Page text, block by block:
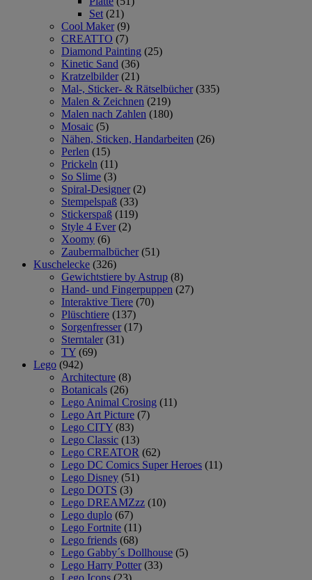
Set (21)
Cool Maker (9)
CREATTO (7)
Diamond Painting (25)
Kinetic Sand (36)
Kratzelbilder (21)
Mal-, Sticker- & Rätselbücher (335)
Malen & Zeichnen (219)
Malen nach Zahlen (180)
Mosaic (5)
Nähen, Sticken, Handarbeiten (26)
Perlen (15)
Prickeln (11)
So Slime (3)
Spiral-Designer (2)
Stempelspaß (33)
Stickerspaß (119)
Style 4 Ever (2)
Xoomy (6)
Zaubermalbücher (51)
Kuschelecke (326)
Gewichtstiere by Astrup (8)
Hand- und Fingerpuppen (27)
Interaktive Tiere (70)
Plüschtiere (137)
Sorgenfresser (17)
Sterntaler (31)
TY (69)
Lego (942)
Architecture (8)
Botanicals (26)
Lego Animal Crosing (11)
Lego Art Picture (7)
Lego CITY (83)
Lego Classic (13)
Lego CREATOR (62)
Lego DC Comics Super Heroes (11)
Lego Disney (51)
Lego DOTS (3)
Lego DREAMZzz (10)
Lego duplo (67)
Lego Fortnite (11)
Lego friends (68)
Lego Gabby´s Dollhouse (5)
Lego Harry Potter (33)
Lego Icons (23)